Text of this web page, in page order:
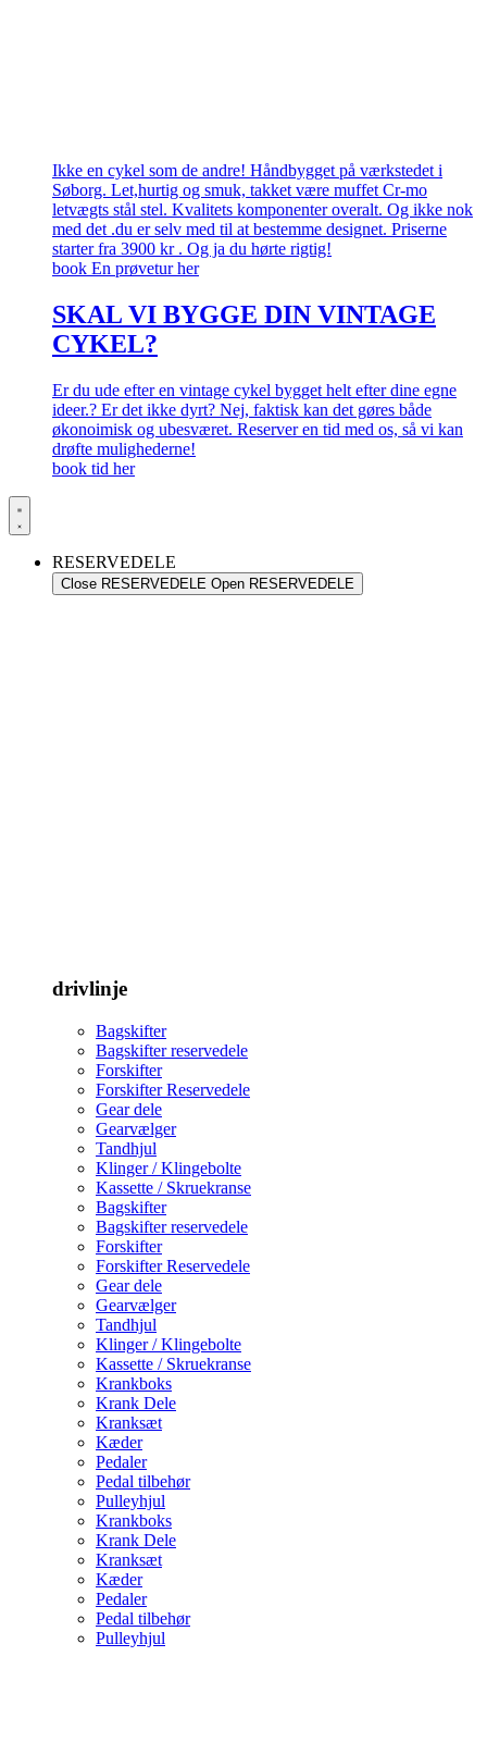
Ikke en cykel som de andre! Håndbygget på værkstedet i
Søborg. Let,hurtig og smuk, takket være muffet Cr-mo
letvægts stål stel. Kvalitets komponenter overalt. Og ikke nok
med det .du er selv med til at bestemme designet. Priserne
starter fra 3900 kr . Og ja du hørte rigtig!
book En prøvetur her
SKAL VI BYGGE DIN VINTAGE
CYKEL?
Er du ude efter en vintage cykel bygget helt efter dine egne
ideer.? Er det ikke dyrt? Nej, faktisk kan det gøres både
økonoimisk og ubesværet. Reserver en tid med os, så vi kan
drøfte mulighederne!
book tid her
RESERVEDELE
Close RESERVEDELE Open RESERVEDELE
drivlinje
Bagskifter
Bagskifter reservedele
Forskifter
Forskifter Reservedele
Gear dele
Gearvælger
Tandhjul
Klinger / Klingebolte
Kassette / Skruekranse
Bagskifter
Bagskifter reservedele
Forskifter
Forskifter Reservedele
Gear dele
Gearvælger
Tandhjul
Klinger / Klingebolte
Kassette / Skruekranse
Krankboks
Krank Dele
Kranksæt
Kæder
Pedaler
Pedal tilbehør
Pulleyhjul
Krankboks
Krank Dele
Kranksæt
Kæder
Pedaler
Pedal tilbehør
Pulleyhjul